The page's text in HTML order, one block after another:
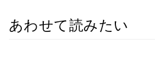
あわせて読みたい